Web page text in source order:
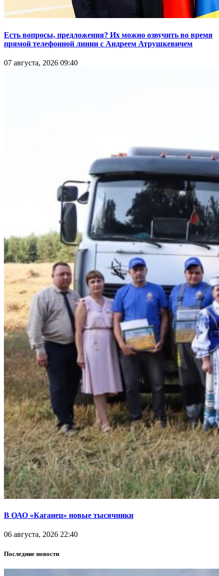
Есть вопросы, предложения? Их можно озвучить во время
прямой телефонной линии с Андреем Атрушкевичем
07 августа, 2026 09:40
В ОАО «Каганец» новые тысячники
06 августа, 2026 22:40
Последние новости